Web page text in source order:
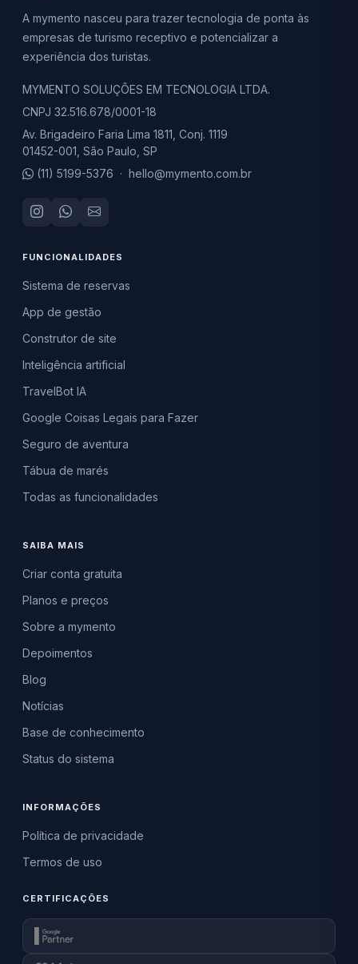
A mymento nasceu para trazer tecnologia de ponta às
empresas de turismo receptivo e potencializar a
experiência dos turistas.
MYMENTO SOLUÇÕES EM TECNOLOGIA LTDA.
CNPJ 32.516.678/0001-18
Av. Brigadeiro Faria Lima 1811, Conj. 1119
01452-001, São Paulo, SP
(11) 5199-5376 · hello@mymento.com.br
FUNCIONALIDADES
Sistema de reservas
App de gestão
Construtor de site
Inteligência artificial
TravelBot IA
Google Coisas Legais para Fazer
Seguro de aventura
Tábua de marés
Todas as funcionalidades
SAIBA MAIS
Criar conta gratuita
Planos e preços
Sobre a mymento
Depoimentos
Blog
Notícias
Base de conhecimento
Status do sistema
INFORMAÇÕES
Política de privacidade
Termos de uso
CERTIFICAÇÕES